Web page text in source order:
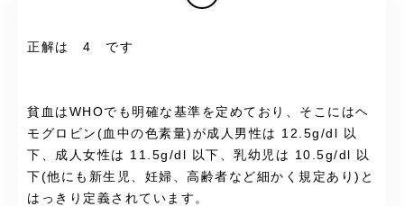
正解は 4 です
貧血はWHOでも明確な基準を定めており、そこにはヘ
モグロビン(血中の色素量)が成人男性は 12.5g/dl 以
下、成人女性は 11.5g/dl 以下、乳幼児は 10.5g/dl 以
下(他にも新生児、妊婦、高齢者など細かく規定あり)と
はっきり定義されています。